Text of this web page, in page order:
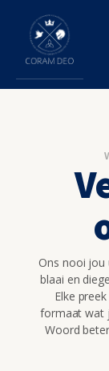
Ons nooi jou
blaai en
Elke
formaat wat
Woord